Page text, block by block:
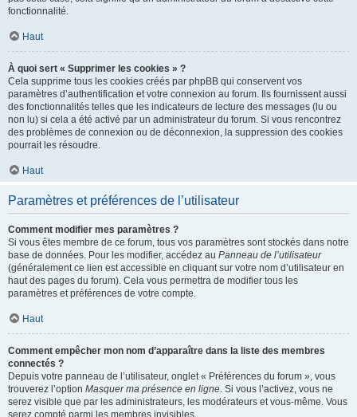
fonctionnalité.
Haut
À quoi sert « Supprimer les cookies » ?
Cela supprime tous les cookies créés par phpBB qui conservent vos
paramètres d’authentification et votre connexion au forum. Ils fournissent aussi
des fonctionnalités telles que les indicateurs de lecture des messages (lu ou
non lu) si cela a été activé par un administrateur du forum. Si vous rencontrez
des problèmes de connexion ou de déconnexion, la suppression des cookies
pourrait les résoudre.
Haut
Paramètres et préférences de l’utilisateur
Comment modifier mes paramètres ?
Si vous êtes membre de ce forum, tous vos paramètres sont stockés dans notre
base de données. Pour les modifier, accédez au Panneau de l’utilisateur
(généralement ce lien est accessible en cliquant sur votre nom d’utilisateur en
haut des pages du forum). Cela vous permettra de modifier tous les
paramètres et préférences de votre compte.
Haut
Comment empêcher mon nom d’apparaître dans la liste des membres
connectés ?
Depuis votre panneau de l’utilisateur, onglet « Préférences du forum », vous
trouverez l’option Masquer ma présence en ligne. Si vous l’activez, vous ne
serez visible que par les administrateurs, les modérateurs et vous-même. Vous
serez compté parmi les membres invisibles.